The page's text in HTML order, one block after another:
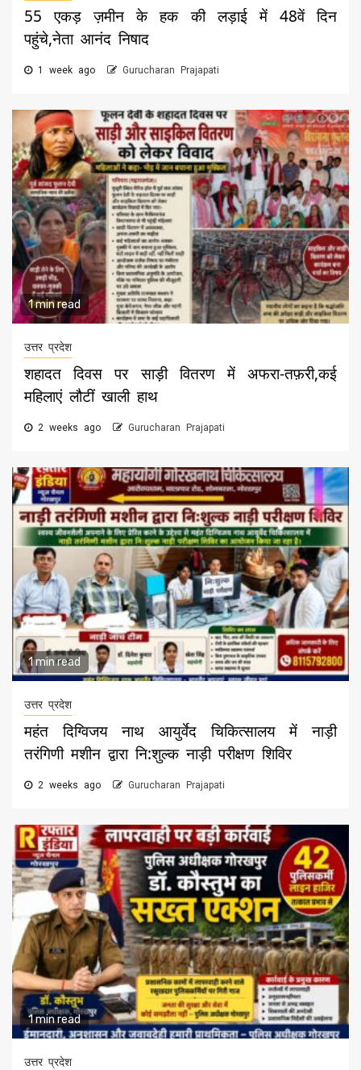
55 एकड़ ज़मीन के हक की लड़ाई में 48वें दिन
पहुंचे,नेता आनंद निषाद
1 week ago Gurucharan Prajapati
1 min read
उत्तर प्रदेश
शहादत दिवस पर साड़ी वितरण में अफरा-तफ़री,कई
महिलाएं लौटीं खाली हाथ
2 weeks ago Gurucharan Prajapati
1 min read
उत्तर प्रदेश
महंत दिग्विजय नाथ आयुर्वेद चिकित्सालय में नाड़ी
तरंगिणी मशीन द्वारा नि:शुल्क नाड़ी परीक्षण शिविर
2 weeks ago Gurucharan Prajapati
1 min read
उत्तर प्रदेश